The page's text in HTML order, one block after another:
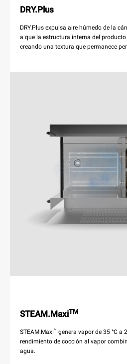
DRY.Plus
DRY.Plus expulsa aire húmedo de la
a que la estructura interna del
creando una textura que permanece
STEAM.MaxiTM
STEAM.Maxi™ genera vapor de 35 °C a
rendimiento de cocción al vapor
agua.